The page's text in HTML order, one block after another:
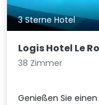
3 Sterne Hotel
Logis Hotel Le
38 Zimmer
Genießen Sie